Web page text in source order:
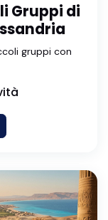
Gruppi di
gruppi con